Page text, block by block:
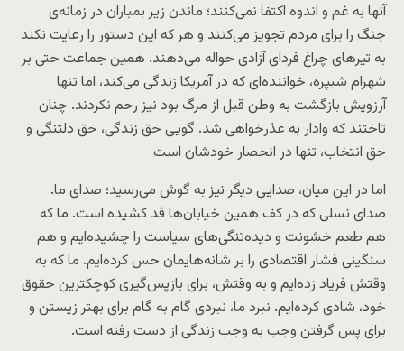
آنها به غم و اندوه اکتفا نمی‌کنند؛ ماندن زیر بمباران در زمانه‌ی
جنگ را برای مردم تجویز می‌کنند و هر که این دستور را رعایت نکند
به تیرهای چراغ فردای آزادی حواله می‌دهند. همین جماعت حتی بر
شهرام شبپره، خواننده‌ای که در آمریکا زندگی می‌کند، اما تنها
آرزویش بازگشت به وطن قبل از مرگ بود نیز رحم نکردند. چنان
تاختند که وادار به عذرخواهی شد. گویی حق زندگی، حق دلتنگی و
حق انتخاب، تنها در انحصار خودشان است
اما در این میان، صدایی دیگر نیز به گوش می‌رسید؛ صدای ما.
صدای نسلی که در کف همین خیابان‌ها قد کشیده است. ما که
هم طعم خشونت و دیده‌تنگی‌های سیاست را چشیده‌ایم و هم
سنگینی فشار اقتصادی را بر شانه‌هایمان حس کرده‌ایم. ما که به
وقتش فریاد زده‌ایم و به وقتش، برای بازپس‌گیری کوچکترین حقوق
خود، شادی کرده‌ایم. نبرد ما، نبردی گام به گام برای بهتر زیستن و
برای پس گرفتن وجب به وجب زندگی از دست رفته است.